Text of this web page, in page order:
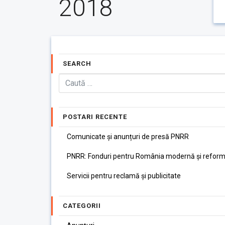
2018
SEARCH
POSTARI RECENTE
Comunicate și anunțuri de presă PNRR
PNRR: Fonduri pentru România modernă și
Servicii pentru reclamă și publicitate
CATEGORII